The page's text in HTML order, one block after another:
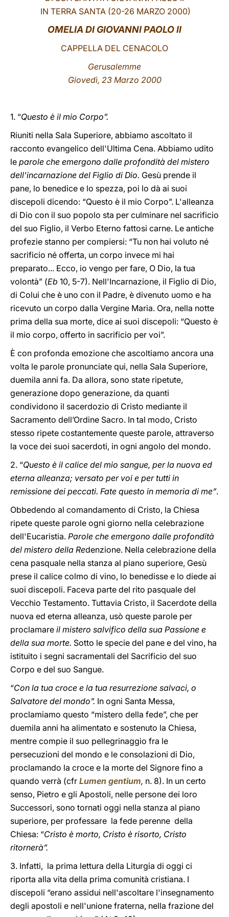
LATINE
IN TERRA SANTA (20-26 MARZO 2000)
OMELIA DI GIOVANNI PAOLO II
CAPPELLA DEL CENACOLO
Gerusalemme
Giovedì, 23 Marzo 2000
1. “Questo è il mio Corpo”.
Riuniti nella Sala Superiore, abbiamo ascoltato il
racconto evangelico dell'Ultima Cena. Abbiamo udito
le parole che emergono dalle profondità del mistero
dell'incarnazione del Figlio di Dio. Gesù prende il
pane, lo benedice e lo spezza, poi lo dà ai suoi
discepoli dicendo: “Questo è il mio Corpo”. L'alleanza
di Dio con il suo popolo sta per culminare nel sacrificio
del suo Figlio, il Verbo Eterno fattosi carne. Le antiche
profezie stanno per compiersi: “Tu non hai voluto né
sacrificio né offerta, un corpo invece mi hai
preparato... Ecco, io vengo per fare, O Dio, la tua
volontà” (Eb 10, 5-7). Nell'Incarnazione, il Figlio di Dio,
di Colui che è uno con il Padre, è divenuto uomo e ha
ricevuto un corpo dalla Vergine Maria. Ora, nella notte
prima della sua morte, dice ai suoi discepoli: “Questo è
il mio corpo, offerto in sacrificio per voi”.
È con profonda emozione che ascoltiamo ancora una
volta le parole pronunciate qui, nella Sala Superiore,
duemila anni fa. Da allora, sono state ripetute,
generazione dopo generazione, da quanti
condividono il sacerdozio di Cristo mediante il
Sacramento dell’Ordine Sacro. In tal modo, Cristo
stesso ripete costantemente queste parole, attraverso
la voce dei suoi sacerdoti, in ogni angolo del mondo.
2. “Questo è il calice del mio sangue, per la nuova ed
eterna alleanza; versato per voi e per tutti in
remissione dei peccati. Fate questo in memoria di me”.
Obbedendo al comandamento di Cristo, la Chiesa
ripete queste parole ogni giorno nella celebrazione
dell'Eucaristia. Parole che emergono dalle profondità
del mistero della Redenzione. Nella celebrazione della
cena pasquale nella stanza al piano superiore, Gesù
prese il calice colmo di vino, lo benedisse e lo diede ai
suoi discepoli. Faceva parte del rito pasquale del
Vecchio Testamento. Tuttavia Cristo, il Sacerdote della
nuova ed eterna alleanza, usò queste parole per
proclamare il mistero salvifico della sua Passione e
della sua morte. Sotto le specie del pane e del vino, ha
istituito i segni sacramentali del Sacrificio del suo
Corpo e del suo Sangue.
“Con la tua croce e la tua resurrezione salvaci, o
Salvatore del mondo”. In ogni Santa Messa,
proclamiamo questo “mistero della fede”, che per
duemila anni ha alimentato e sostenuto la Chiesa,
mentre compie il suo pellegrinaggio fra le
persecuzioni del mondo e le consolazioni di Dio,
proclamando la croce e la morte del Signore fino a
quando verrà (cfr Lumen gentium, n. 8). In un certo
senso, Pietro e gli Apostoli, nelle persone dei loro
Successori, sono tornati oggi nella stanza al piano
superiore, per professare la fede perenne della
Chiesa: “Cristo è morto, Cristo è risorto, Cristo
ritornerà”.
3. Infatti, la prima lettura della Liturgia di oggi ci
riporta alla vita della prima comunità cristiana. I
discepoli “erano assidui nell'ascoltare l'insegnamento
degli apostoli e nell'unione fraterna, nella frazione del